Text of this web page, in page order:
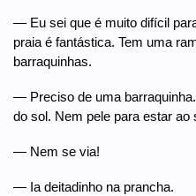
— Eu sei que é muito difícil
praia é fantástica. Tem uma
barraquinhas.
— Preciso de uma
do sol. Nem pele para estar ao
— Nem se via!
— Ia deitadinho na prancha.